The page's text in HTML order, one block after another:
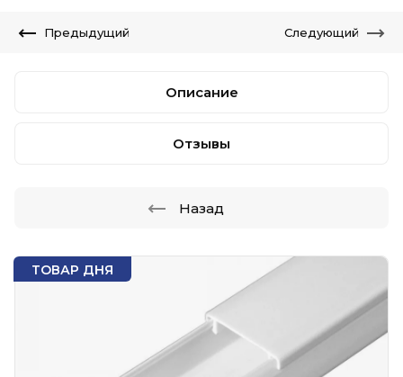
ТОВАР ДНЯ
Предыдущий Следующий
Описание
Отзывы
Назад